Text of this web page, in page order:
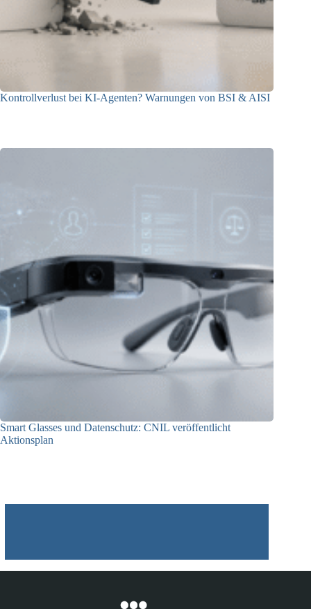
Kontrollverlust bei KI-Agenten? Warnungen von BSI & AISI
Smart Glasses und Datenschutz: CNIL veröffentlicht
Aktionsplan